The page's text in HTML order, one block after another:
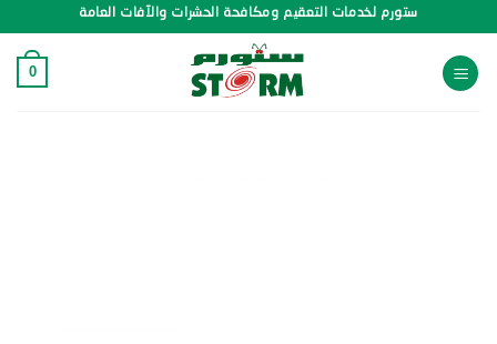
للمحتوى
ستورم لخدمات التعقيم ومكافحة الحشرات والآفات العامة
0